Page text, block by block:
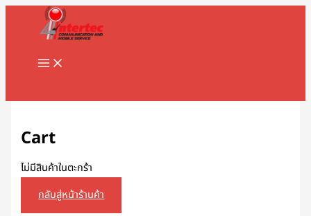
Skip
MAIN
MENU
Cart
ไม่มีสินค้าในตะกร้า
กลับสู่หน้าร้านค้า